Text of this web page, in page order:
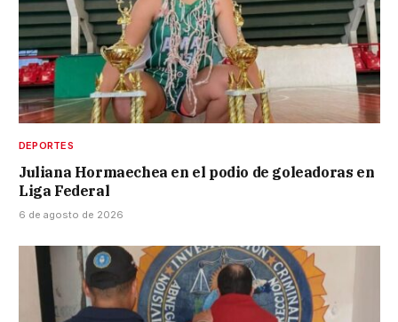
DEPORTES
Juliana Hormaechea en el podio de goleadoras en
Liga Federal
6 de agosto de 2026